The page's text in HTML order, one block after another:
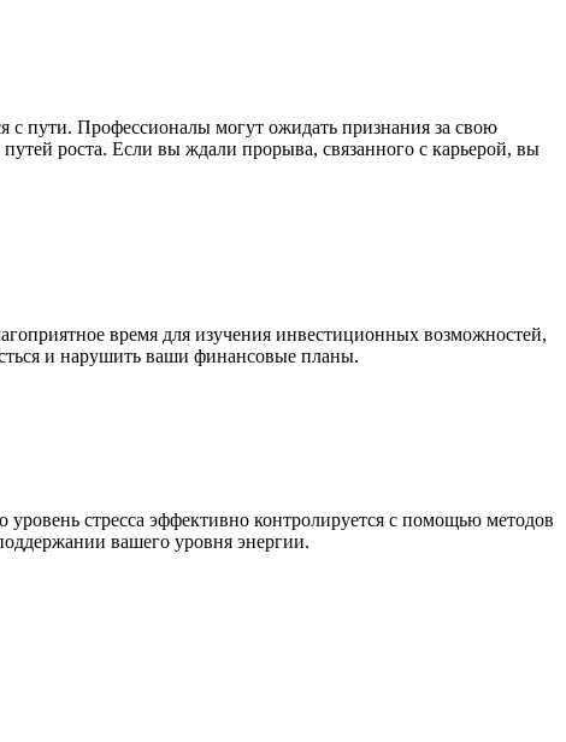
с пути. Профессионалы могут ожидать признания за свою
роста. Если вы ждали прорыва, связанного с карьерой, вы
время для изучения инвестиционных возможностей,
и нарушить ваши финансовые планы.
стресса эффективно контролируется с помощью методов
вашего уровня энергии.